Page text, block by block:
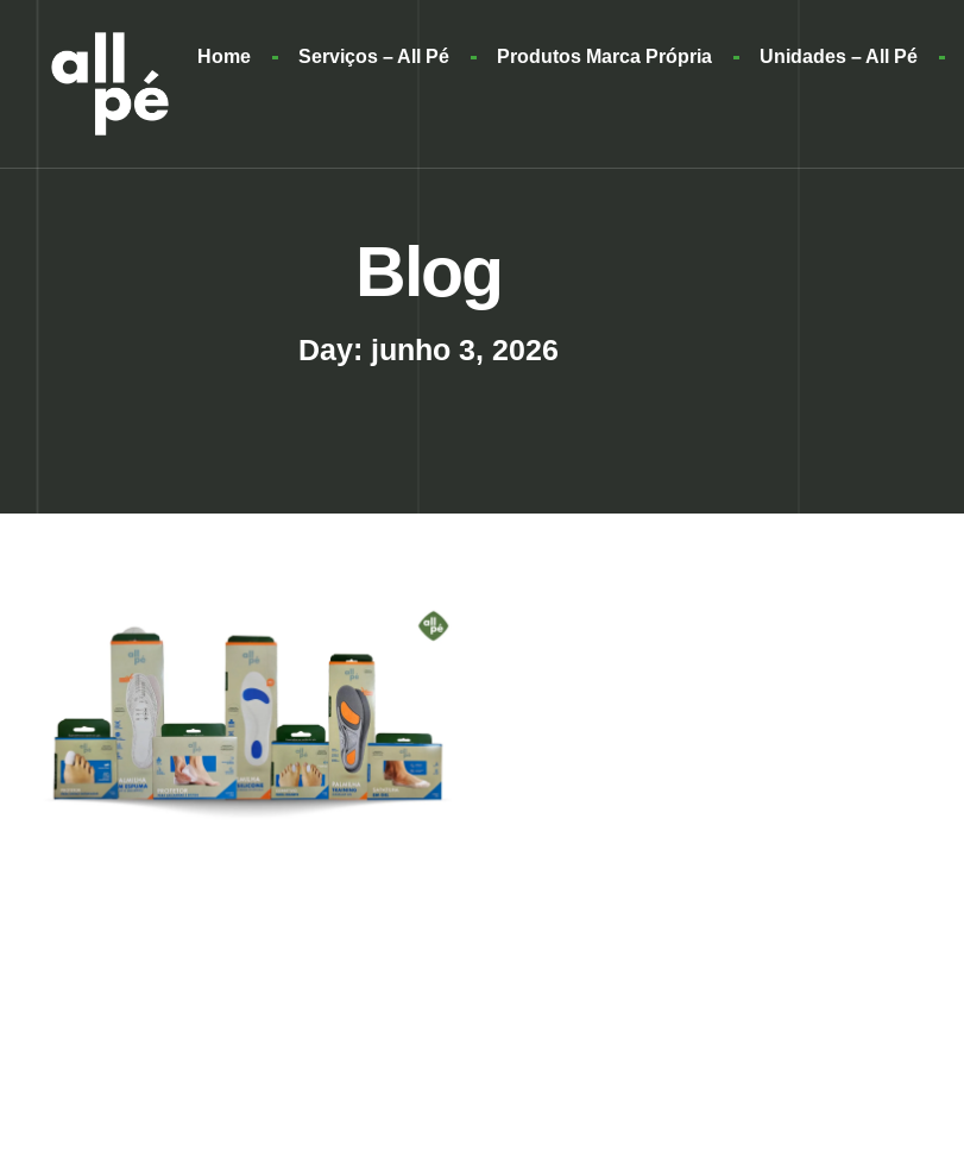
Home Serviços – All Pé Produtos Marca Própria Unidades – All Pé
Blog
Day: junho 3, 2026